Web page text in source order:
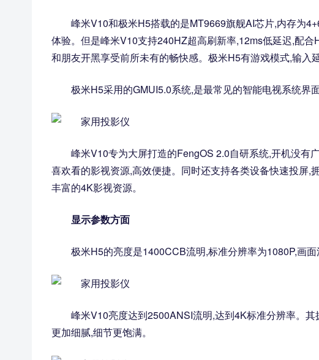
峰米V10和极米H5搭载的是MT9669旗舰AI芯片,内存为
体验。但是峰米V10支持240HZ超高刷新率,12ms低延迟,配
和朋友开黑享受前所未有的畅快感。极米H5有游戏模式,输入
极米H5采用的GMUI5.0系统,是最常见的智能电视系统界
峰米V10专为大屏打造的FengOS 2.0自研系统,开机没有
喜欢看的影视资源,高效便捷。同时还支持各类设备快速投屏
丰富的4K影视资源。
显示参数方面
极米H5的亮度是1400CCB流明,标准分辨率为1080P,画面
峰米V10亮度达到2500ANSI流明,达到4K标准分辨率。
更加细腻,细节更饱满。